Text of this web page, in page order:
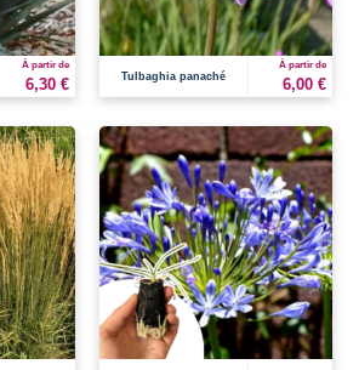
À partir de
6,30 € Tulbaghia panaché
À partir de
6,00 €